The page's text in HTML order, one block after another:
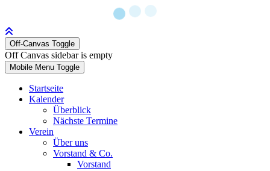
Off-Canvas Toggle
Off Canvas sidebar is empty
Mobile Menu Toggle
Startseite
Kalender
Überblick
Nächste Termine
Verein
Über uns
Vorstand & Co.
Vorstand